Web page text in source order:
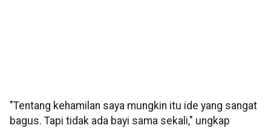
"Tentang kehamilan saya mungkin itu ide yang sangat
bagus. Tapi tidak ada bayi sama sekali," ungkap